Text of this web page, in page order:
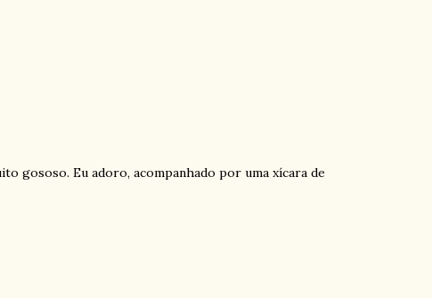
gososo. Eu adoro, acompanhado por uma xícara de